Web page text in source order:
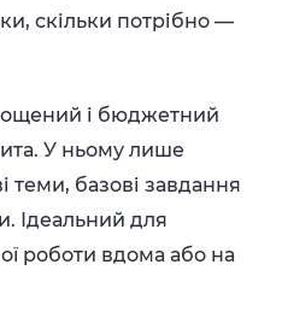
скільки потрібно —
і бюджетний
У ньому лише
теми, базові завдання
Ідеальний для
роботи вдома або на